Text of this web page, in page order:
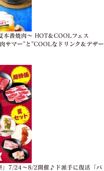
本番焼肉～ HOT＆COOLフェス
マー”と”COOLなドリンク＆デザー
」7/24～8/2開催♪ド派手に復活「パ